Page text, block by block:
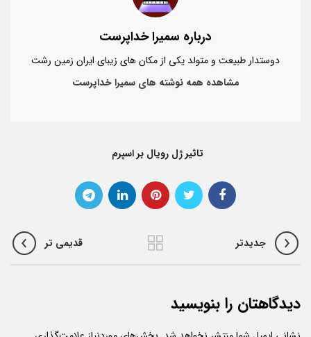
درباره سمیرا خداپرست
دوستدار طبیعت و متولد یکی از مکان های زیبای ایران زمین رشت
مشاهده همه نوشته های سمیرا خداپرست
تاثیر ژل رویال بر اسپرم
جدیدتر قدیمی تر
دیدگاهتان را بنویسید